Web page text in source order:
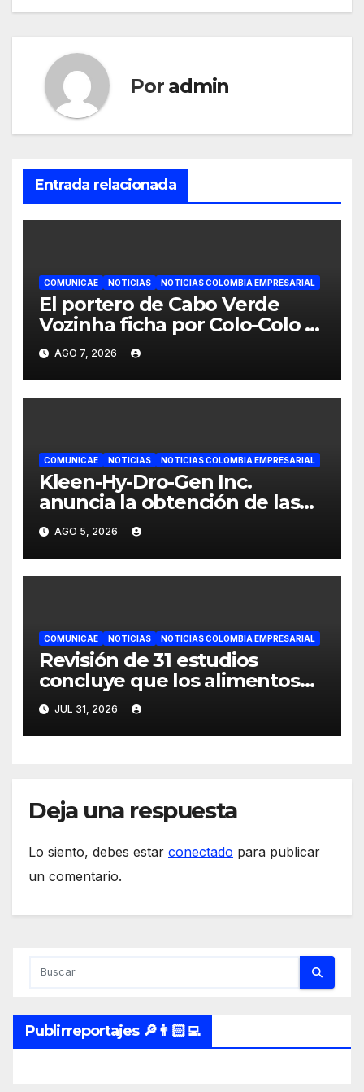
Por admin
Entrada relacionada
COMUNICAE NOTICIAS NOTICIAS COLOMBIA EMPRESARIAL
El portero de Cabo Verde
Vozinha ficha por Colo-Colo y
JETOUR respalda su nueva
etapa
AGO 7, 2026
COMUNICAE NOTICIAS NOTICIAS COLOMBIA EMPRESARIAL
Kleen-Hy-Dro-Gen Inc.
anuncia la obtención de las
certificaciones ISO 9001:2015 y
TSSA
AGO 5, 2026
COMUNICAE NOTICIAS NOTICIAS COLOMBIA EMPRESARIAL
Revisión de 31 estudios
concluye que los alimentos
veganos para perros y gatos
tienen buena digestibilidad
JUL 31, 2026
Deja una respuesta
Lo siento, debes estar conectado para publicar
un comentario.
Publirreportajes 🔎👨🏻‍💻